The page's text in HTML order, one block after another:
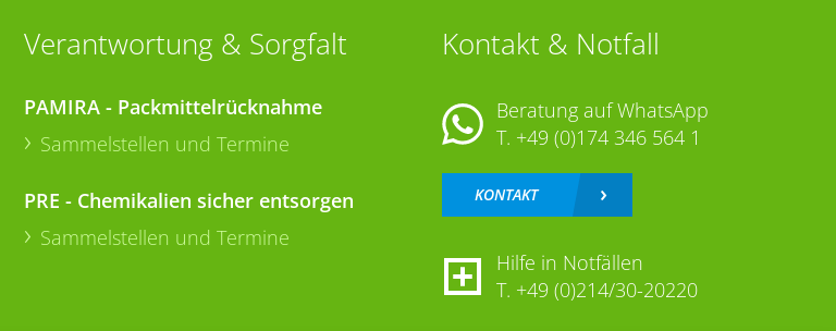
Verantwortung & Sorgfalt
PAMIRA - Packmittelrücknahme
Sammelstellen und Termine
PRE - Chemikalien sicher entsorgen
Sammelstellen und Termine
Kontakt & Notfall
Beratung auf WhatsApp
T. +49 (0)174 346 564 1
KONTAKT
Hilfe in Notfällen
T. +49 (0)214/30-20220